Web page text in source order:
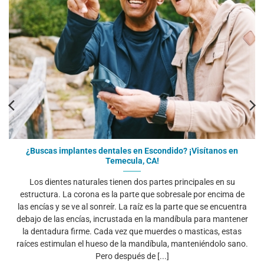
¿Buscas implantes dentales en Escondido? ¡Visítanos en
Temecula, CA!
Los dientes naturales tienen dos partes principales en su
estructura. La corona es la parte que sobresale por encima de
las encías y se ve al sonreír. La raíz es la parte que se encuentra
debajo de las encías, incrustada en la mandíbula para mantener
la dentadura firme. Cada vez que muerdes o masticas, estas
raíces estimulan el hueso de la mandíbula, manteniéndolo sano.
Pero después de [...]